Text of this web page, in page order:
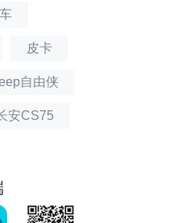
皮卡
自由侠
安CS75